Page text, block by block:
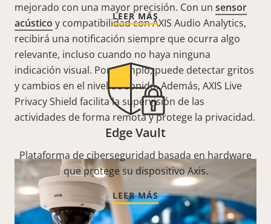
mejorado con una mayor precisión. Con un sensor
acústico y compatibilidad con AXIS Audio Analytics,
recibirá una notificación siempre que ocurra algo
relevante, incluso cuando no haya ninguna
indicación visual. Por ejemplo, puede detectar gritos
y cambios en el nivel de sonido. Además, AXIS Live
Privacy Shield facilita la supervisión de las
actividades de forma remota y protege la privacidad.
LEER MÁS
Edge Vault
Plataforma de ciberseguridad basada en hardware
que protege su dispositivo Axis.
LEER MÁS